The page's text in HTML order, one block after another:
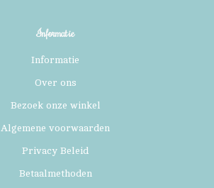
Informatie
Informatie
Over ons
Bezoek onze winkel
Algemene voorwaarden
Privacy Beleid
Betaalmethoden